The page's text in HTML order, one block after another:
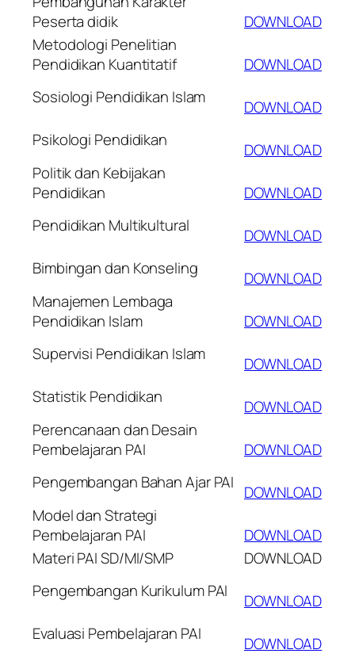
Peserta didik
DOWNLOAD
Metodologi Penelitian
Pendidikan Kuantitatif
DOWNLOAD
Sosiologi Pendidikan Islam
DOWNLOAD
Psikologi Pendidikan
DOWNLOAD
Politik dan Kebijakan
Pendidikan
DOWNLOAD
Pendidikan Multikultural
DOWNLOAD
Bimbingan dan Konseling
DOWNLOAD
Manajemen Lembaga
Pendidikan Islam
DOWNLOAD
Supervisi Pendidikan Islam
DOWNLOAD
Statistik Pendidikan
DOWNLOAD
Perencanaan dan Desain
Pembelajaran PAI
DOWNLOAD
Pengembangan Bahan Ajar PAI DOWNLOAD
Model dan Strategi
Pembelajaran PAI
DOWNLOAD
Materi PAI SD/MI/SMP
DOWNLOAD
Pengembangan Kurikulum PAI
DOWNLOAD
Evaluasi Pembelajaran PAI
DOWNLOAD